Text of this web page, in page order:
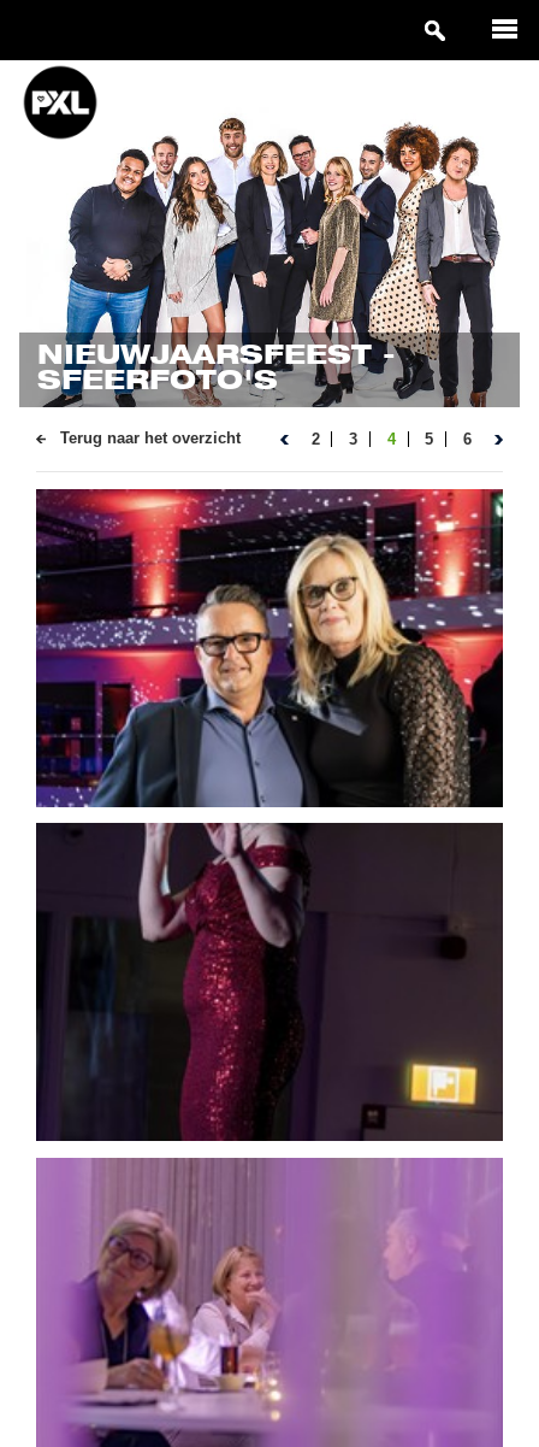
NIEUWJAARSFEEST -
SFEERFOTO'S
Terug naar het overzicht 2 3 4 5 6